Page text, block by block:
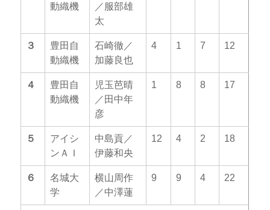
動織機
／服部雄
太
３
豊田自
動織機
石崎徹／
加藤良也
4 1 7 12
４
豊田自
動織機
児玉芭晴
／田中年
彦
1 8 8 17
５
アイシ
ンＡＩ
中島貢／
伊藤和央
12 4 2 18
６
名城大
学
横山周作
／中澤蓮
9 9 4 22